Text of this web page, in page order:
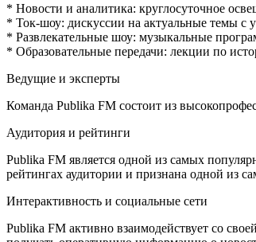
* Новости и аналитика: круглосуточное
* Ток-шоу: дискуссии на актуальные темы с
* Развлекательные шоу: музыкальные
* Образовательные передачи: лекции по
Ведущие и эксперты
Команда Publika FM состоит из
Аудитория и рейтинги
Publika FM является одной из самых
рейтингах аудитории и признана одной из
Интерактивность и социальные сети
Publika FM активно взаимодействует со